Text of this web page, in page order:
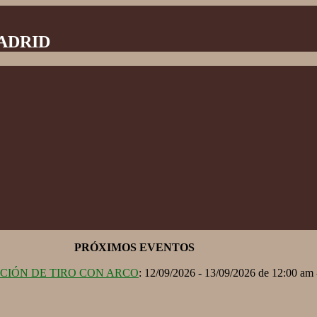
PRÓXIMOS EVENTOS
DE TIRO CON ARCO: 12/09/2026 - 13/09/2026 de 12:00 am